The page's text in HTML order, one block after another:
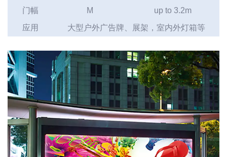
门幅
M
up to 3.2m
应用
大型户外广告牌、展架，室内外灯箱等